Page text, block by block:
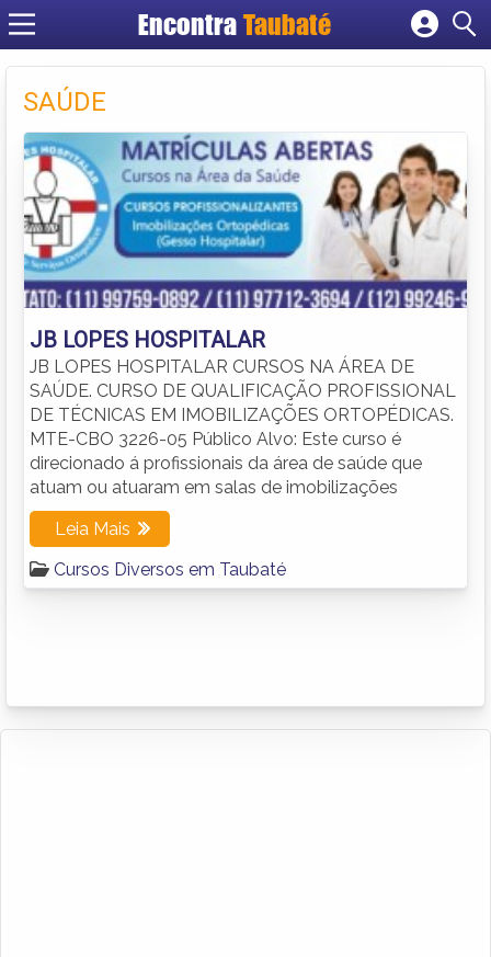
EncontraTaubaté
Cadastrar empresa
SAÚDE
JB LOPES HOSPITALAR
JB LOPES HOSPITALAR CURSOS NA ÁREA DE
SAÚDE. CURSO DE QUALIFICAÇÃO PROFISSIONAL
DE TÉCNICAS EM IMOBILIZAÇÕES ORTOPÉDICAS.
MTE-CBO 3226-05 Público Alvo: Este curso é
direcionado á profissionais da área de saúde que
atuam ou atuaram em salas de imobilizações
Leia Mais
Cursos Diversos em Taubaté